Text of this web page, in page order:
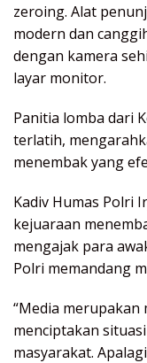
zeroing. Alat
modern dan
dengan kamera
layar monitor.
Panitia lomba dari
terlatih,
menembak yang
Kadiv Humas Polri
kejuaraan
mengajak para
Polri memandang
“Media
menciptakan
masyarakat.